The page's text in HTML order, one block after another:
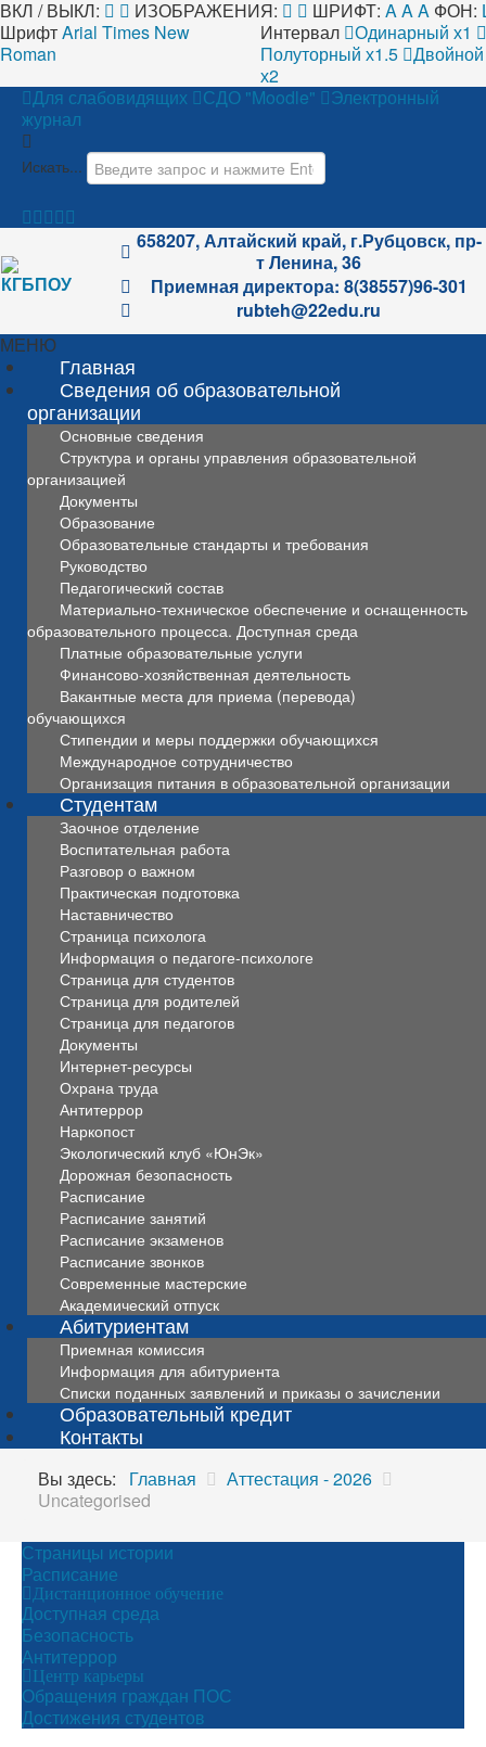
ВКЛ / ВЫКЛ: ИЗОБРАЖЕНИЯ: ШРИФТ: AAA ФОН:
ШрифтArial Times New
Roman
Интервал
Одинарный х1
Полуторный х1.5
Двойной
х2
Для слабовидящих
СДО "Moodle"
Электронный
журнал
Искать...
658207, Алтайский край, г.Рубцовск, пр-
т Ленина, 36
Приемная директора: 8(38557)96-301
rubteh@22edu.ru
МЕНЮ
Главная
Сведения об образовательной
организации
Основные сведения
Структура и органы управления образовательной
организацией
Документы
Образование
Образовательные стандарты и требования
Руководство
Педагогический состав
Материально-техническое обеспечение и оснащенность
образовательного процесса. Доступная среда
Платные образовательные услуги
Финансово-хозяйственная деятельность
Вакантные места для приема (перевода)
обучающихся
Стипендии и меры поддержки обучающихся
Международное сотрудничество
Организация питания в образовательной организации
Студентам
Заочное отделение
Воспитательная работа
Разговор о важном
Практическая подготовка
Наставничество
Страница психолога
Информация о педагоге-психологе
Страница для студентов
Страница для родителей
Страница для педагогов
Документы
Интернет-ресурсы
Охрана труда
Антитеррор
Наркопост
Экологический клуб «ЮнЭк»
Дорожная безопасность
Расписание
Расписание занятий
Расписание экзаменов
Расписание звонков
Современные мастерские
Академический отпуск
Абитуриентам
Приемная комиссия
Информация для абитуриента
Списки поданных заявлений и приказы о зачислении
Образовательный кредит
Контакты
Вы здесь: Главная
Аттестация - 2026
Uncategorised
Страницы истории
Расписание
Дистанционное обучение
Доступная среда
Безопасность
Антитеррор
Центр карьеры
Обращения граждан ПОС
Достижения студентов